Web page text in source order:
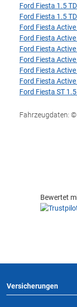
Ford Fiesta 1.5
Ford Fiesta 1.5
Ford Fiesta
Ford Fiesta
Ford Fiesta
Ford Fiesta
Ford Fiesta Active
Ford Fiesta
Ford Fiesta ST
Fahrzeugdaten: ©
Bewertet
Versicherungen